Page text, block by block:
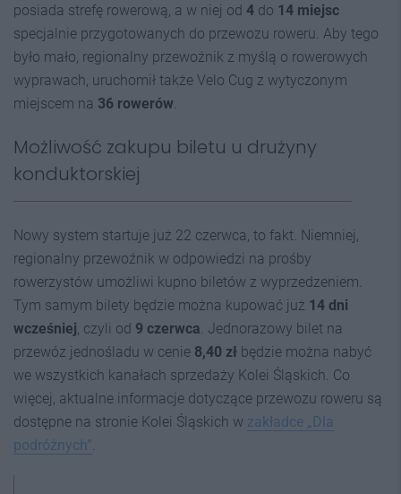
posiada strefę rowerową, a w niej od 4 do 14 miejsc
specjalnie przygotowanych do przewozu roweru. Aby tego
było mało, regionalny przewoźnik z myślą o rowerowych
wyprawach, uruchomił także Velo Cug z wytyczonym
miejscem na 36 rowerów
Możliwość zakupu biletu u drużyny
konduktorskiej
Nowy system startuje już 22 czerwca, to fakt. Niemniej,
regionalny przewoźnik w odpowiedzi na prośby
rowerzystów umożliwi kupno biletów z wyprzedzeniem.
Tym samym bilety będzie można kupować już 14 dni
wcześniej , czyli od 9 czerwca . Jednorazowy bilet na
przewóz jednośladu w cenie 8,40 zł będzie można nabyć
we wszystkich kanałach sprzedaży Kolei Śląskich. Co
więcej, aktualne informacje dotyczące przewozu roweru są
dostępne na stronie Kolei Śląskich w zakładce „Dla
podróżnych”